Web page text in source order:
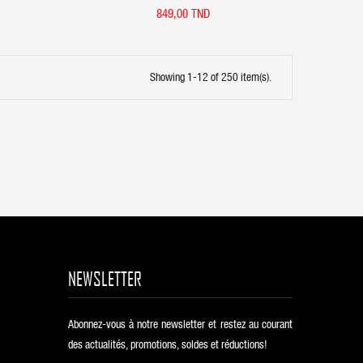
849,00 TND
Showing 1-12 of 250 item(s).
NEWSLETTER
Abonnez-vous à notre newsletter et restez au courant
des actualités, promotions, soldes et réductions!